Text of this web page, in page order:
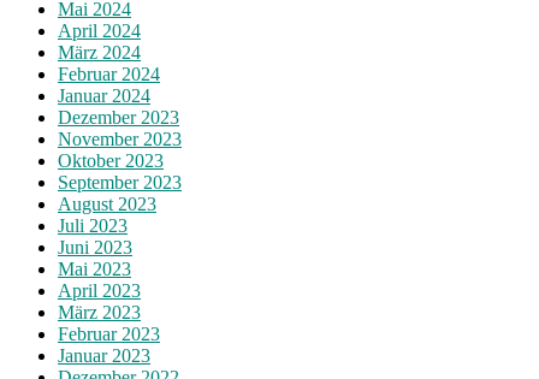
Mai 2024
April 2024
März 2024
Februar 2024
Januar 2024
Dezember 2023
November 2023
Oktober 2023
September 2023
August 2023
Juli 2023
Juni 2023
Mai 2023
April 2023
März 2023
Februar 2023
Januar 2023